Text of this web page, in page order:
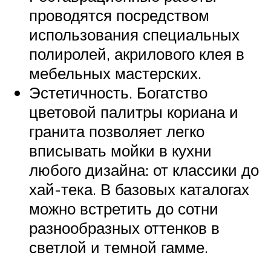
проводятся посредством
использования специальных
полиролей, акрилового клея в
мебельных мастерских.
Эстетичность. Богатство
цветовой палитры кориана и
гранита позволяет легко
вписывать мойки в кухни
любого дизайна: от классики до
хай-тека. В базовых каталогах
можно встретить до сотни
разнообразных оттенков в
светлой и темной гамме.